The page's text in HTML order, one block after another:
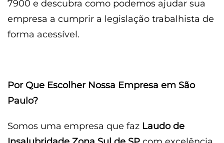
7900 e descubra como podemos ajudar sua
empresa a cumprir a legislação trabalhista de
forma acessível.
Por Que Escolher Nossa Empresa em São
Paulo?
Somos uma empresa que faz Laudo de